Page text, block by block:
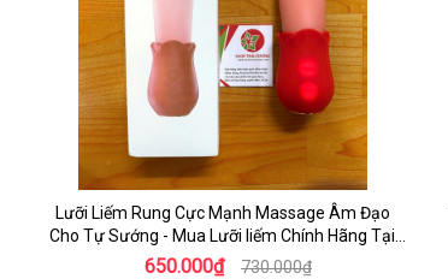
Lưỡi Liếm Rung Cực Mạnh Massage Âm Đạo
Cho Tự Sướng - Mua Lưỡi liếm Chính Hãng Tại
HCM
650.000₫ 730.000₫